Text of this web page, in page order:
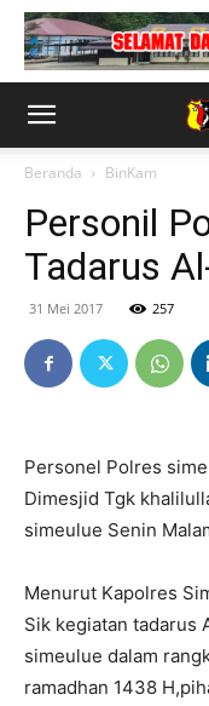
Beranda BinKam
Personil
Tadarus
31 Mei 2017 257
Personel Polres
Dimesjid Tgk
simeulue Senin
Menurut Kapolres
Sik kegiatan tadarus
simeulue dalam
ramadhan 1438